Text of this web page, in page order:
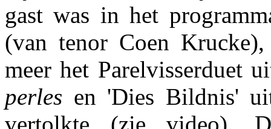
gast was in het
(van tenor Coen
meer het Parelvisserduet
perles en 'Dies Bildnis'
vertolkte (zie video).